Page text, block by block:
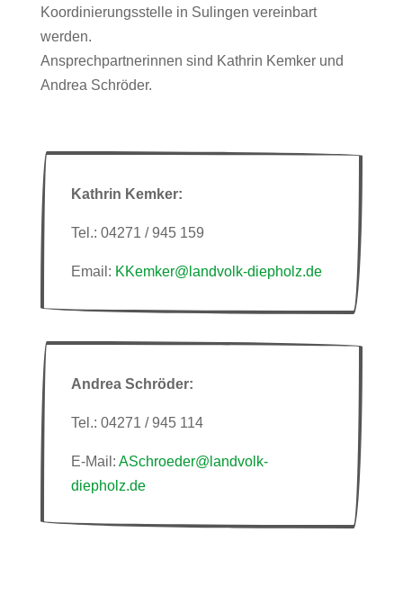
Koordinierungsstelle in Sulingen vereinbart
werden.
Ansprechpartnerinnen sind Kathrin Kemker und
Andrea Schröder.
Kathrin Kemker:
Tel.: 04271 / 945 159
Email: KKemker@landvolk-diepholz.de
Andrea Schröder:
Tel.: 04271 / 945 114
E-Mail: ASchroeder@landvolk-
diepholz.de